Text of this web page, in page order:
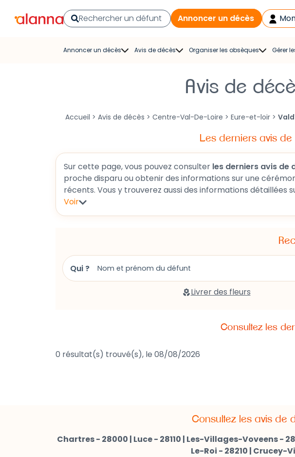
Annoncer un décès
Annoncer un décès
Exemple d’avis de décès
Avis de décès
La Voix du Nord
L’Union
Aisne Nouvelle
Nord Littoral
Organiser les obsèques
condoléances
Fleurs de deuil
Funeral Planner
Cérémonie funéraire
personnalisée
Cagnotte pour un décès
Gérer
cas de
Aide
Avis de
Accueil > Avis de décès > Centre-Val-De-Loire > Eure-et-loir >
Les derniers avis
Sur cette page, vous pouvez consulter
proche disparu ou obtenir des informations sur une cérémonie funéraire à venir, cette section vous permet d'accéder aux faire-part
Vald'yerre
Voir
Qui ?
Livrer des fleurs
Consultez les
0 résultat(s) trouvé(s), le 08/08/2026
Consultez les avis de
Chartres - 28000 | Luce - 28110 | Les-Villages-Voveens -
Le-Roi - 28210 | Crucey-